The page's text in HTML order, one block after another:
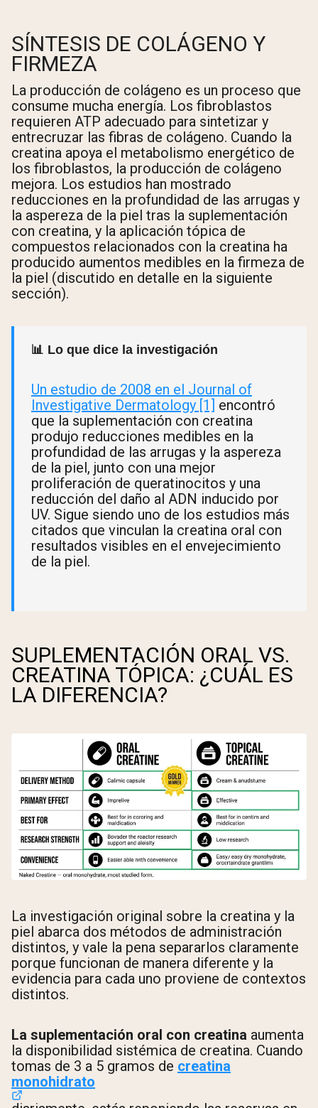
SÍNTESIS DE COLÁGENO Y
FIRMEZA
La producción de colágeno es un proceso que
consume mucha energía. Los fibroblastos
requieren ATP adecuado para sintetizar y
entrecruzar las fibras de colágeno. Cuando la
creatina apoya el metabolismo energético de
los fibroblastos, la producción de colágeno
mejora. Los estudios han mostrado
reducciones en la profundidad de las arrugas y
la aspereza de la piel tras la suplementación
con creatina, y la aplicación tópica de
compuestos relacionados con la creatina ha
producido aumentos medibles en la firmeza de
la piel (discutido en detalle en la siguiente
sección).
📊 Lo que dice la investigación
Un estudio de 2008 en el Journal of
Investigative Dermatology [1] encontró
que la suplementación con creatina
produjo reducciones medibles en la
profundidad de las arrugas y la aspereza
de la piel, junto con una mejor
proliferación de queratinocitos y una
reducción del daño al ADN inducido por
UV. Sigue siendo uno de los estudios más
citados que vinculan la creatina oral con
resultados visibles en el envejecimiento
de la piel.
SUPLEMENTACIÓN ORAL VS.
CREATINA TÓPICA: ¿CUÁL ES
LA DIFERENCIA?
La investigación original sobre la creatina y la
piel abarca dos métodos de administración
distintos, y vale la pena separarlos claramente
porque funcionan de manera diferente y la
evidencia para cada uno proviene de contextos
distintos.
La suplementación oral con creatina aumenta
la disponibilidad sistémica de creatina. Cuando
tomas de 3 a 5 gramos de creatina
monohidrato